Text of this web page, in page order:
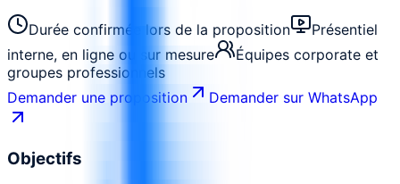
Durée confirmée lors de la proposition
Présentiel
interne, en ligne ou sur mesure
Équipes corporate et
groupes professionnels
Demander une proposition
Demander sur WhatsApp
Objectifs